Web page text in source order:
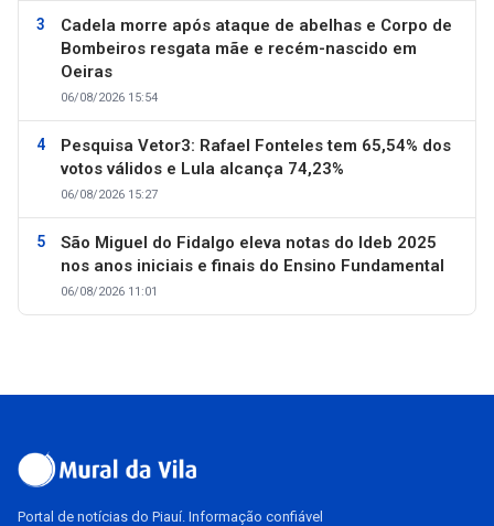
Cadela morre após ataque de abelhas e Corpo de
Bombeiros resgata mãe e recém-nascido em
Oeiras
06/08/2026 15:54
Pesquisa Vetor3: Rafael Fonteles tem 65,54% dos
votos válidos e Lula alcança 74,23%
06/08/2026 15:27
São Miguel do Fidalgo eleva notas do Ideb 2025
nos anos iniciais e finais do Ensino Fundamental
06/08/2026 11:01
Portal de notícias do Piauí. Informação confiável